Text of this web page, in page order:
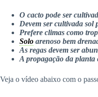
O cacto pode ser
Devem ser cultivada sol
Prefere climas como
Solo arenoso bem
As regas devem ser
A propagação da planta
Veja o vídeo abaixo com o